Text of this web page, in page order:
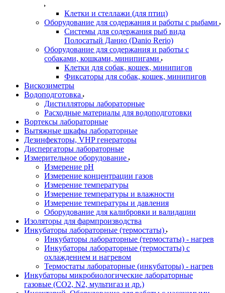
Клетки и стеллажи (для птиц)
Оборудование для содержания и работы с рыбами
Системы для содержания рыб вида
Полосатый Данио (Danio Rerio)
Оборудование для содержания и работы с
собаками, кошками, минипигами
Клетки для собак, кошек, минипигов
Фиксаторы для собак, кошек, минипигов
Вискозиметры
Водоподготовка
Дистилляторы лабораторные
Расходные материалы для водоподготовки
Вортексы лабораторные
Вытяжные шкафы лабораторные
Дезинфекторы, VHP генераторы
Диспергаторы лабораторные
Измерительное оборудование
Измерение pH
Измерение концентрации газов
Измерение температуры
Измерение температуры и влажности
Измерение температуры и давления
Оборудование для калибровки и валидации
Изоляторы для фармпроизводства
Инкубаторы лабораторные (термостаты)
Инкубаторы лабораторные (термостаты) - нагрев
Инкубаторы лабораторные (термостаты) с
охлаждением и нагревом
Термостаты лабораторные (инкубаторы) - нагрев
Инкубаторы микробиологические лабораторные
газовые (CO2, N2, мультигаз и др.)